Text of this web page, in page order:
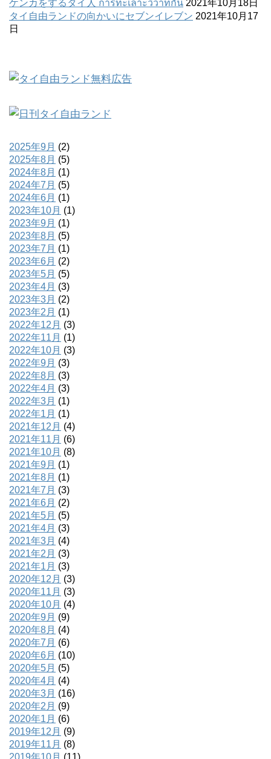
ケンカをするタイ人 การทะเลาะวิวาทกัน 2021年10月18日
タイ自由ランドの向かいにセブンイレブン 2021年10月17
日
2025年9月 (2)
2025年8月 (5)
2024年8月 (1)
2024年7月 (5)
2024年6月 (1)
2023年10月 (1)
2023年9月 (1)
2023年8月 (5)
2023年7月 (1)
2023年6月 (2)
2023年5月 (5)
2023年4月 (3)
2023年3月 (2)
2023年2月 (1)
2022年12月 (3)
2022年11月 (1)
2022年10月 (3)
2022年9月 (3)
2022年8月 (3)
2022年4月 (3)
2022年3月 (1)
2022年1月 (1)
2021年12月 (4)
2021年11月 (6)
2021年10月 (8)
2021年9月 (1)
2021年8月 (1)
2021年7月 (3)
2021年6月 (2)
2021年5月 (5)
2021年4月 (3)
2021年3月 (4)
2021年2月 (3)
2021年1月 (3)
2020年12月 (3)
2020年11月 (3)
2020年10月 (4)
2020年9月 (9)
2020年8月 (4)
2020年7月 (6)
2020年6月 (10)
2020年5月 (5)
2020年4月 (4)
2020年3月 (16)
2020年2月 (9)
2020年1月 (6)
2019年12月 (9)
2019年11月 (8)